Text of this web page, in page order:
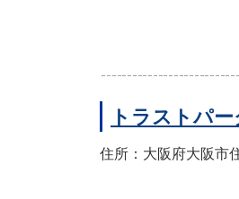
トラストパ
住所：大阪府大阪市